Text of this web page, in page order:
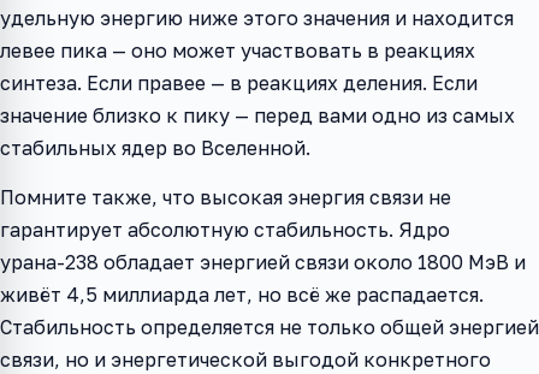
удельную энергию ниже этого значения и находится
левее пика — оно может участвовать в реакциях
синтеза. Если правее — в реакциях деления. Если
значение близко к пику — перед вами одно из самых
стабильных ядер во Вселенной.
Помните также, что высокая энергия связи не
гарантирует абсолютную стабильность. Ядро
урана-238 обладает энергией связи около 1800 МэВ и
живёт 4,5 миллиарда лет, но всё же распадается.
Стабильность определяется не только общей энергией
связи, но и энергетической выгодой конкретного